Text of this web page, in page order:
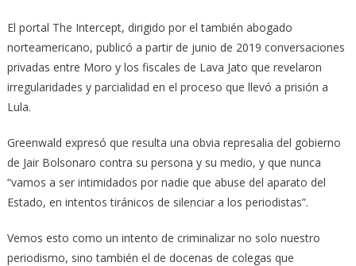
El portal The Intercept, dirigido por el también abogado
norteamericano, publicó a partir de junio de 2019 conversaciones
privadas entre Moro y los fiscales de Lava Jato que revelaron
irregularidades y parcialidad en el proceso que llevó a prisión a
Lula.
Greenwald expresó que resulta una obvia represalia del gobierno
de Jair Bolsonaro contra su persona y su medio, y que nunca
“vamos a ser intimidados por nadie que abuse del aparato del
Estado, en intentos tiránicos de silenciar a los periodistas”.
Vemos esto como un intento de criminalizar no solo nuestro
periodismo, sino también el de docenas de colegas que